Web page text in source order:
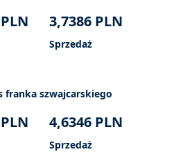
PLN 3,7386 PLN
Sprzedaż
franka szwajcarskiego
PLN 4,6346 PLN
Sprzedaż